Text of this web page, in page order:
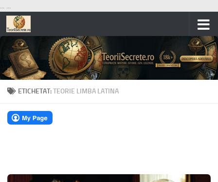
... ...
Skip to content
ETICHETAT:TEORIE LIMBA LATINA